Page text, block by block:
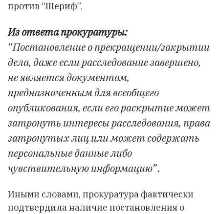
против “Шериф”.
Из ответа прокуратуры:
“Постановление о прекращении/закрытии
дела, даже если расследование завершено,
не является документом,
предназначенным для всеобщего
опубликования, если его раскрытие может
затронуть интересы расследования, права
затронутых лиц или может содержать
персональные данные либо
чувствительную информацию”.
Иными словами, прокуратура фактически
подтвердила наличие постановления о